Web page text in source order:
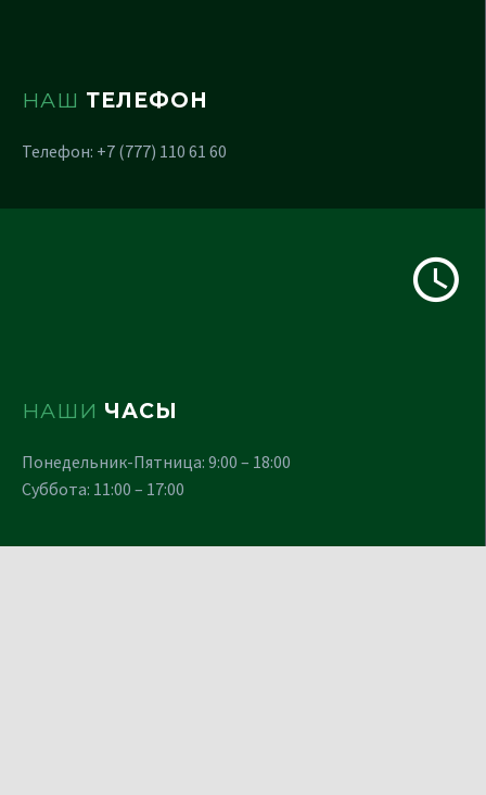
НАШ ТЕЛЕФОН
Телефон: +7 (777) 110 61 60
НАШИ ЧАСЫ
Понедельник-Пятница: 9:00 – 18:00
Суббота: 11:00 – 17:00